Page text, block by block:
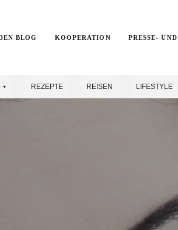
BLOG KOOPERATION PRESSE-
REZEPTE REISEN LIFESTYLE